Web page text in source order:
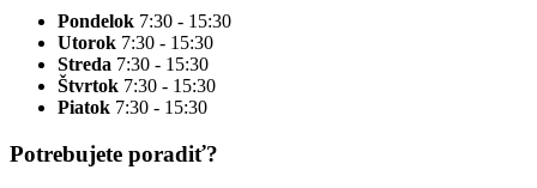
Pondelok 7:30 - 15:30
Utorok 7:30 - 15:30
Streda 7:30 - 15:30
Štvrtok 7:30 - 15:30
Piatok 7:30 - 15:30
Potrebujete poradiť?